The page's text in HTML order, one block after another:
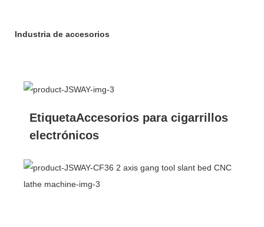
Industria de accesorios
EtiquetaAccesorios para cigarrillos
electrónicos